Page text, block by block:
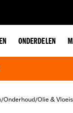
ONDERDELEN
/Onderhoud/Olie &